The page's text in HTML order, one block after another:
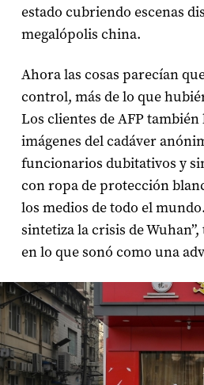
estado cubriendo escenas
megalópolis china.
Ahora las cosas parecían
control, más de lo que
Los clientes de AFP
imágenes del cadáver
funcionarios dubitativos y
con ropa de protección
los medios de todo el
sintetiza la crisis de
en lo que sonó como una